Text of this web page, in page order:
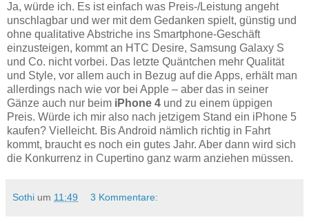
Ja, würde ich. Es ist einfach was Preis-/Leistung angeht
unschlagbar und wer mit dem Gedanken spielt, günstig und
ohne qualitative Abstriche ins Smartphone-Geschäft
einzusteigen, kommt an HTC Desire, Samsung Galaxy S
und Co. nicht vorbei. Das letzte Quäntchen mehr Qualität
und Style, vor allem auch in Bezug auf die Apps, erhält man
allerdings nach wie vor bei Apple – aber das in seiner
Gänze auch nur beim iPhone 4 und zu einem üppigen
Preis. Würde ich mir also nach jetzigem Stand ein iPhone 5
kaufen? Vielleicht. Bis Android nämlich richtig in Fahrt
kommt, braucht es noch ein gutes Jahr. Aber dann wird sich
die Konkurrenz in Cupertino ganz warm anziehen müssen.
Sothi um 11:49 3 Kommentare: